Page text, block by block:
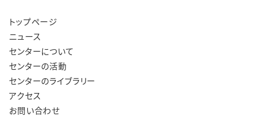
トップページ
ニュース
センターについて
センターの活動
センターのライブラリー
アクセス
お問い合わせ